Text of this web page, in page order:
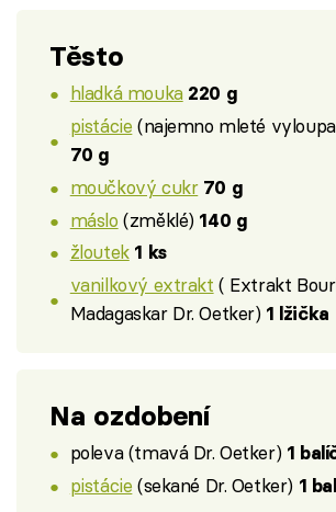
Těsto
hladká mouka 220 g
pistácie (najemno mleté
70 g
moučkový cukr 70 g
máslo (změklé) 140 g
žloutek 1 ks
vanilkový extrakt ( Extrakt
Madagaskar Dr. Oetker) 1 lžička
Na ozdobení
poleva (tmavá Dr. Oetker) 1
pistácie (sekané Dr. Oetker) 1